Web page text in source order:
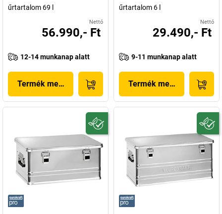
űrtartalom 69 l
Nettó
56.990,- Ft
12-14 munkanap alatt
Termék megjelenítése
űrtartalom 6 l
Nettó
29.490,- Ft
9-11 munkanap alatt
Termék megjelenítése